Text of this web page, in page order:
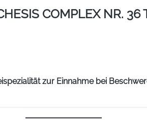
COMPLEX NR. 36
zur Einnahme bei
APOZEMA Wechseljahre Lachesis